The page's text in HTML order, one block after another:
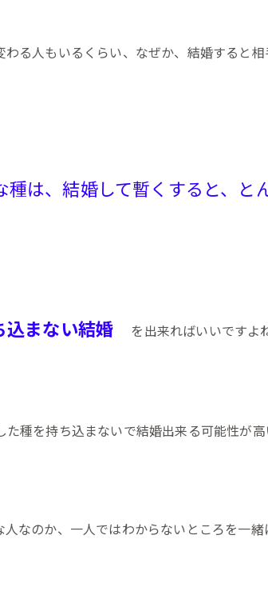
る人もいるくらい、なぜか、結婚すると
種は、結婚して暫くすると、と
込まない結婚 を出来ればいいですよ
種を持ち込まないで結婚出来る可能性が
なのか、一人ではわからないところを一